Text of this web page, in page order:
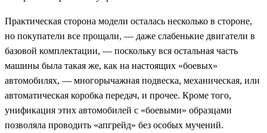
Практическая сторона модели осталась несколько в стороне,
но покупатели все прощали, — даже слабенькие двигатели в
базовой комплектации, — поскольку вся остальная часть
машины была такая же, как на настоящих «боевых»
автомобилях, — многорычажная подвеска, механическая, или
автоматическая коробка передач, и прочее. Кроме того,
унификация этих автомобилей с «боевыми» образцами
позволяла проводить «апгрейд» без особых мучений.